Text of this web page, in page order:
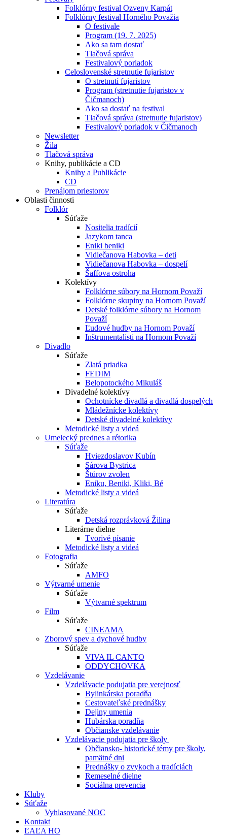
Folklórny festival Ozveny Karpát
Folklórny festival Horného Považia
O festivale
Program (19. 7. 2025)
Ako sa tam dostať
Tlačová správa
Festivalový poriadok
Celoslovenské stretnutie fujaristov
O stretnutí fujaristov
Program (stretnutie fujaristov v
Čičmanoch)
Ako sa dostať na festival
Tlačová správa (stretnutie fujaristov)
Festivalový poriadok v Čičmanoch
Newsletter
Žila
Tlačová správa
Knihy, publikácie a CD
Knihy a Publikácie
CD
Prenájom priestorov
Oblasti činnosti
Folklór
Súťaže
Nositelia tradícií
Jazykom tanca
Eniki beniki
Vidiečanova Habovka – deti
Vidiečanova Habovka – dospelí
Šaffova ostroha
Kolektívy
Folklórne súbory na Hornom Považí
Folklórne skupiny na Hornom Považí
Detské folklórne súbory na Hornom
Považí
Ľudové hudby na Hornom Považí
Inštrumentalisti na Hornom Považí
Divadlo
Súťaže
Zlatá priadka
FEDIM
Belopotockého Mikuláš
Divadelné kolektívy
Ochotnícke divadlá a divadlá dospelých
Mládežnícke kolektívy
Detské divadelné kolektívy
Metodické listy a videá
Umelecký prednes a rétorika
Súťaže
Hviezdoslavov Kubín
Sárova Bystrica
Štúrov zvolen
Eniku, Beniki, Kliki, Bé
Metodické listy a videá
Literatúra
Súťaže
Detská rozprávková Žilina
Literárne dielne
Tvorivé písanie
Metodické listy a videá
Fotografia
Súťaže
AMFO
Výtvarné umenie
Súťaže
Výtvarné spektrum
Film
Súťaže
CINEAMA
Zborový spev a dychové hudby
Súťaže
VIVA IL CANTO
ODDYCHOVKA
Vzdelávanie
Vzdelávacie podujatia pre verejnosť
Bylinkárska poradňa
Cestovateľské prednášky
Dejiny umenia
Hubárska poradňa
Občianske vzdelávanie
Vzdelávacie podujatia pre školy
Občiansko- historické témy pre školy,
pamätné dni
Prednášky o zvykoch a tradíciách
Remeselné dielne
Sociálna prevencia
Kluby
Súťaže
Vyhlasované NOC
Kontakt
ĽAĽA HO